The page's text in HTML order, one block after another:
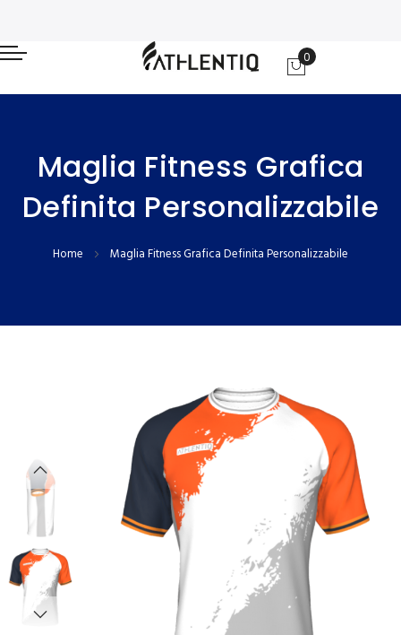
Carrello
0
Maglia Fitness Grafica
Definita Personalizzabile
Home Maglia Fitness Grafica Definita Personalizzabile
immagini